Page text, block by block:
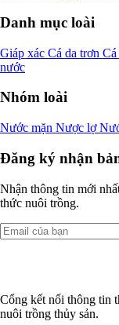
Danh mục loài
Giáp xác Cá da trơn
nước
Nhóm loài
Nước mặn Nược lợ
Đăng ký nhận
Nhận thông tin mới
thức nuôi trồng.
Cổng kết nối thông tin
nuôi trồng thủy sản.